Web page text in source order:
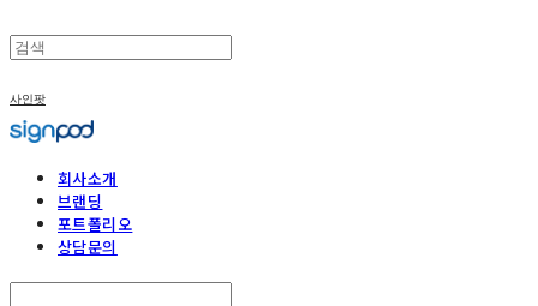
사인팟
회사소개
브랜딩
포트폴리오
상담문의